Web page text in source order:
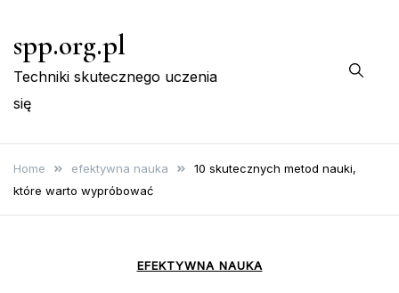
content
spp.org.pl
Techniki skutecznego uczenia
się
Home efektywna nauka
10 skutecznych metod nauki,
które warto wypróbować
EFEKTYWNA NAUKA